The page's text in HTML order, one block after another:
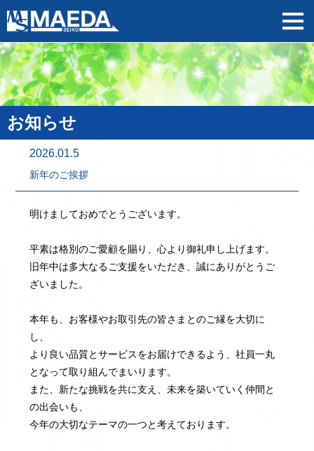
お知らせ
2026.01.5
新年のご挨拶
明けましておめでとうございます。
平素は格別のご愛顧を賜り、心より御礼申し上げます。
旧年中は多大なるご支援をいただき、誠にありがとうご
ざいました。
本年も、お客様やお取引先の皆さまとのご縁を大切に
し、
より良い品質とサービスをお届けできるよう、社員一丸
となって取り組んでまいります。
また、新たな挑戦を共に支え、未来を築いていく仲間と
の出会いも、
今年の大切なテーマの一つと考えております。